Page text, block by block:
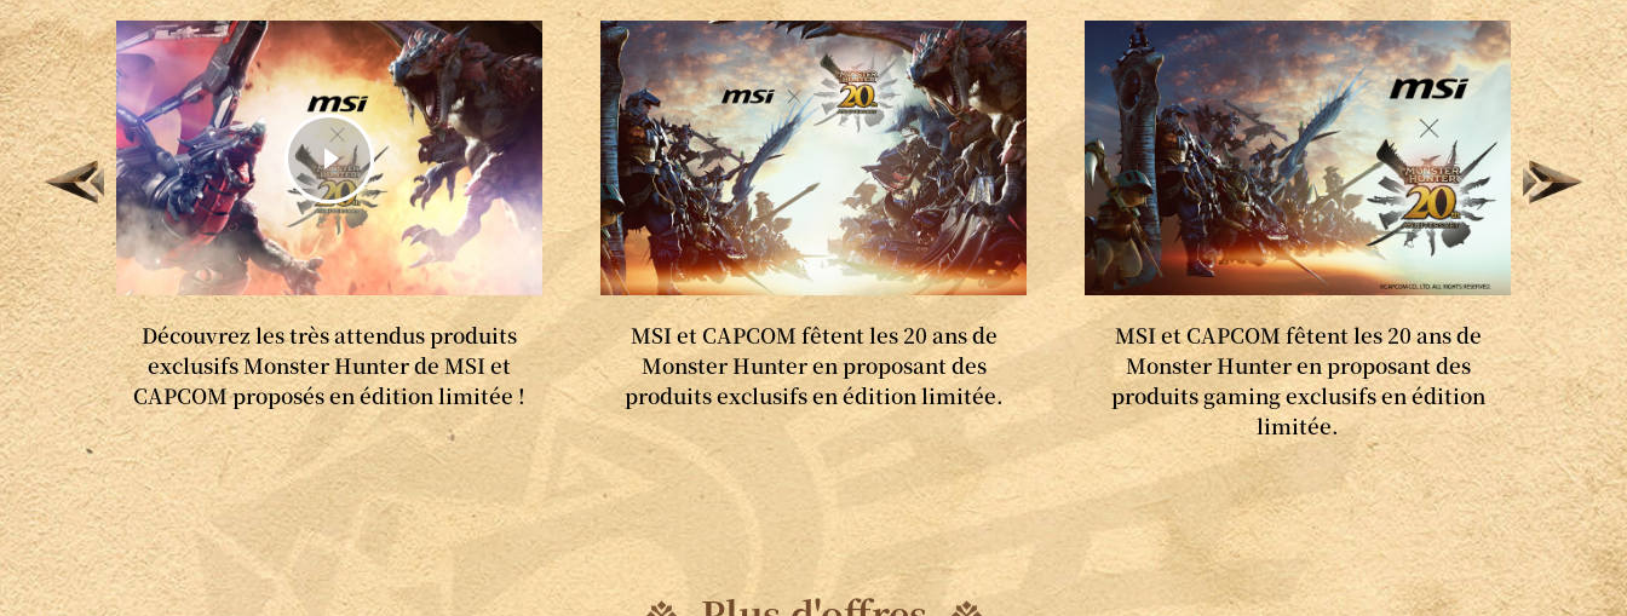
Découvrez les très attendus produits
exclusifs Monster Hunter de MSI et
CAPCOM proposés en édition limitée !
MSI et CAPCOM fêtent les 20 ans de
Monster Hunter en proposant des
produits exclusifs en édition limitée.
MSI et CAPCOM fêtent les 20 ans de
Monster Hunter en proposant des
produits gaming exclusifs en édition
limitée.